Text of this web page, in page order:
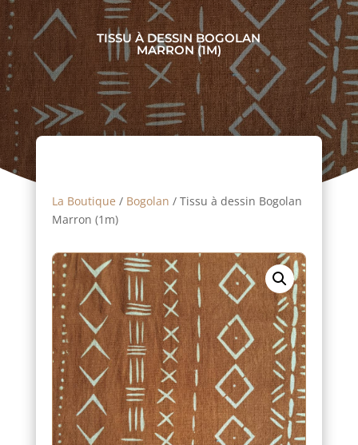
TISSU À DESSIN BOGOLAN
MARRON (1M)
La Boutique / Bogolan / Tissu à dessin Bogolan
Marron (1m)